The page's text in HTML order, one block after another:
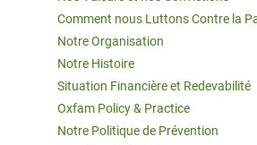
Comment nous Luttons Contre la
Notre Organisation
Notre Histoire
Situation Financière et Redevabilité
Oxfam Policy & Practice
Notre Politique de Prévention